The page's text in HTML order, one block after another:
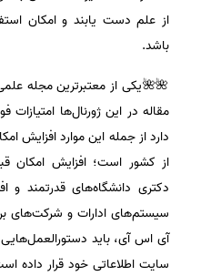
از علم دست یابند و امکان
باشد.
مقاله در این ژورنال‌ها امتیازات
دارد از جمله این موارد افزایش
از کشور است؛ افزایش امکان
دکتری دانشگاه‌های قدرتمند و
سیستم‌های ادارات و شرکت‌های
آی اس آی، باید
سایت اطلاعاتی خود قرار داده